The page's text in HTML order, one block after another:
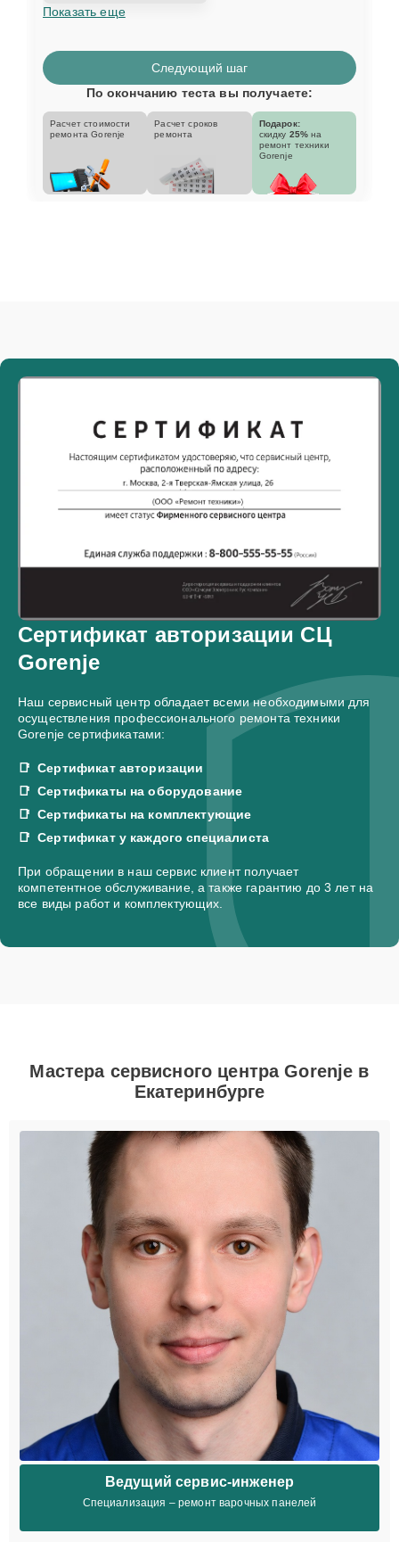
Показать еще
Следующий шаг
По окончанию теста вы получаете:
Расчет стоимости
ремонта Gorenje
Расчет сроков
ремонта
Подарок:
скидку 25% на
ремонт техники
Gorenje
Сертификат авторизации СЦ
Gorenje
Наш сервисный центр обладает всеми необходимыми для
осуществления профессионального ремонта техники
Gorenje сертификатами:
Сертификат авторизации
Сертификаты на оборудование
Сертификаты на комплектующие
Сертификат у каждого специалиста
При обращении в наш сервис клиент получает
компетентное обслуживание, а также гарантию до 3 лет на
все виды работ и комплектующих.
Мастера сервисного центра Gorenje в
Екатеринбурге
Ведущий сервис-инженер
Специализация – ремонт варочных панелей